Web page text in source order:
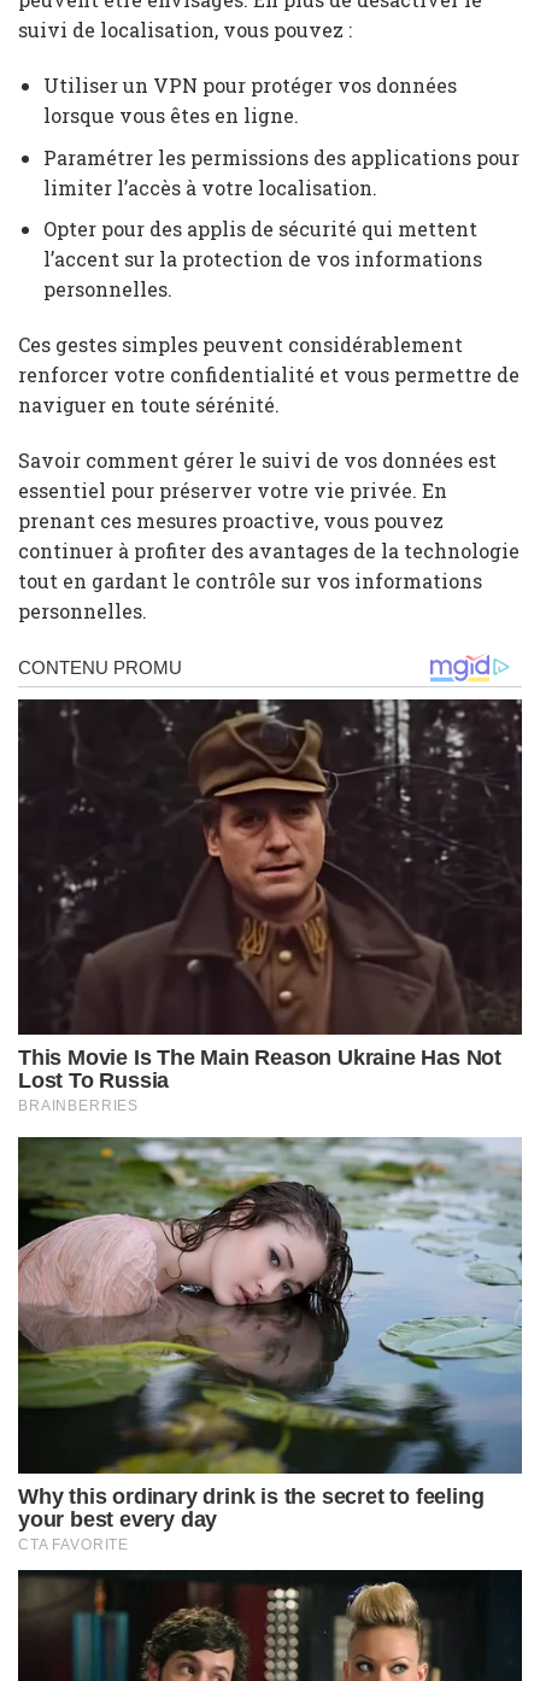
suivi de localisation, vous pouvez :
Utiliser un VPN pour protéger vos données
lorsque vous êtes en ligne.
Paramétrer les permissions des applications pour
limiter l’accès à votre localisation.
Opter pour des applis de sécurité qui mettent
l’accent sur la protection de vos informations
personnelles.
Ces gestes simples peuvent considérablement
renforcer votre confidentialité et vous permettre de
naviguer en toute sérénité.
Savoir comment gérer le suivi de vos données est
essentiel pour préserver votre vie privée. En
prenant ces mesures proactive, vous pouvez
continuer à profiter des avantages de la technologie
tout en gardant le contrôle sur vos informations
personnelles.